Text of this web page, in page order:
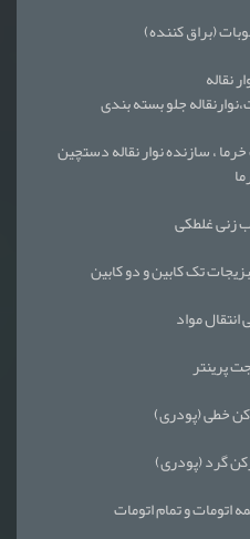
(براق کننده)
جلو بسته بندی
زنی غلطکی
تک کابین و دو کابین
انتقال مواد
پرینتر
خطی (پودری)
گرد (پودری)
و تمام اتومات